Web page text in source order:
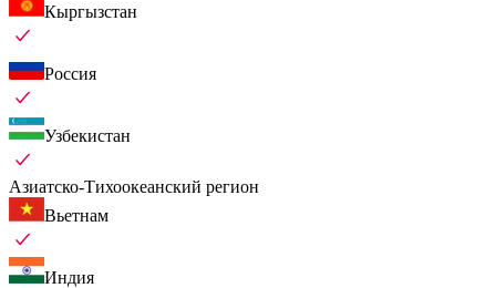
Кыргызстан
Россия
Узбекистан
Азиатско-Тихоокеанский регион
Вьетнам
Индия